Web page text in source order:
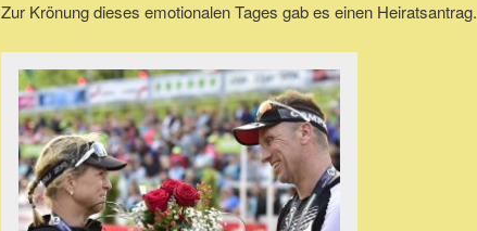
Zur Krönung dieses emotionalen Tages gab es einen Heiratsantrag.